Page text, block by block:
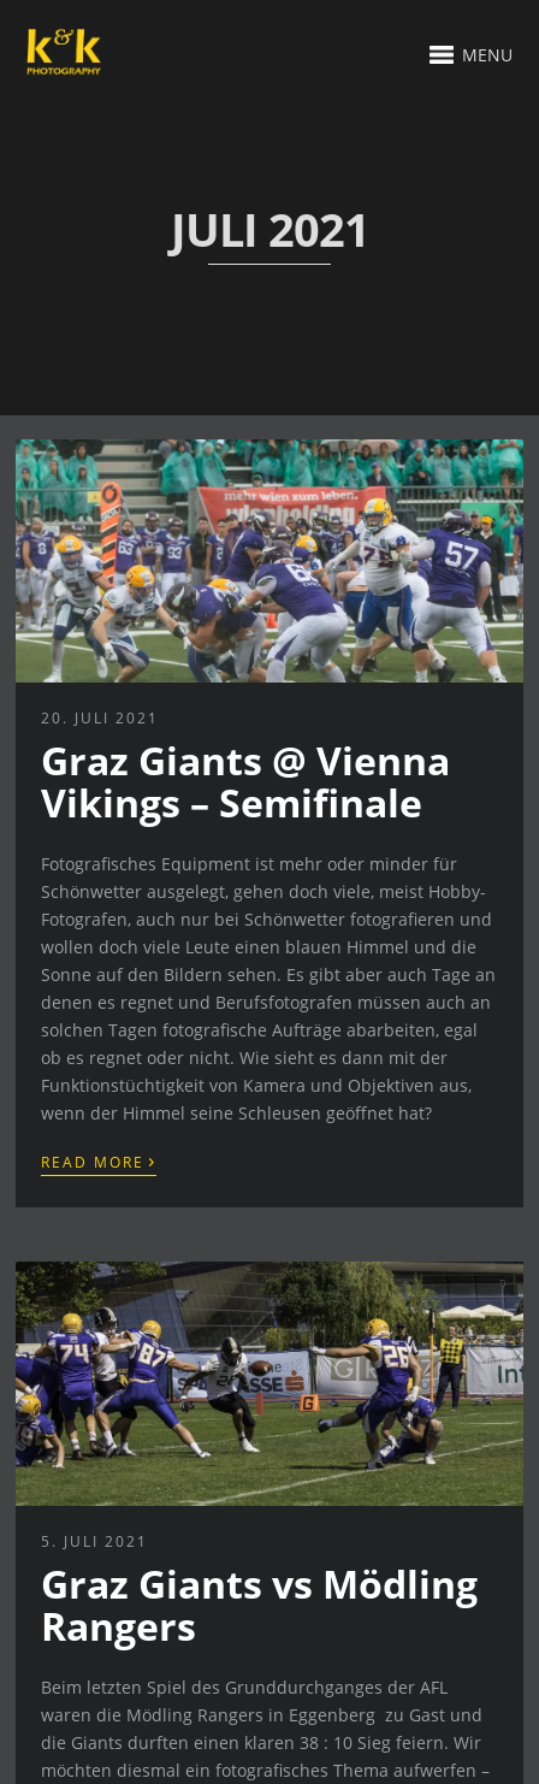
MENU
JULI 2021
20. JULI 2021
Graz Giants @ Vienna
Vikings – Semifinale
Fotografisches Equipment ist mehr oder minder für
Schönwetter ausgelegt, gehen doch viele, meist Hobby-
Fotografen, auch nur bei Schönwetter fotografieren und
wollen doch viele Leute einen blauen Himmel und die
Sonne auf den Bildern sehen. Es gibt aber auch Tage an
denen es regnet und Berufsfotografen müssen auch an
solchen Tagen fotografische Aufträge abarbeiten, egal
ob es regnet oder nicht. Wie sieht es dann mit der
Funktionstüchtigkeit von Kamera und Objektiven aus,
wenn der Himmel seine Schleusen geöffnet hat?
READ MORE ›
5. JULI 2021
Graz Giants vs Mödling
Rangers
Beim letzten Spiel des Grunddurchganges der AFL
waren die Mödling Rangers in Eggenberg zu Gast und
die Giants durften einen klaren 38 : 10 Sieg feiern. Wir
möchten diesmal ein fotografisches Thema aufwerfen –